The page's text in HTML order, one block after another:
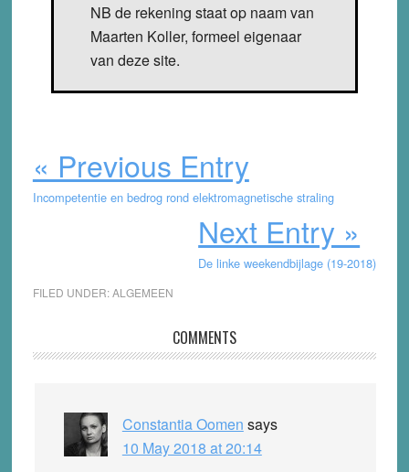
NB de rekening staat op naam van
Maarten Koller, formeel eigenaar
van deze site.
« Previous Entry
Incompetentie en bedrog rond elektromagnetische straling
Next Entry »
De linke weekendbijlage (19-2018)
FILED UNDER:ALGEMEEN
Interactions
COMMENTS
Constantia Oomen says
10 May 2018 at 20:14